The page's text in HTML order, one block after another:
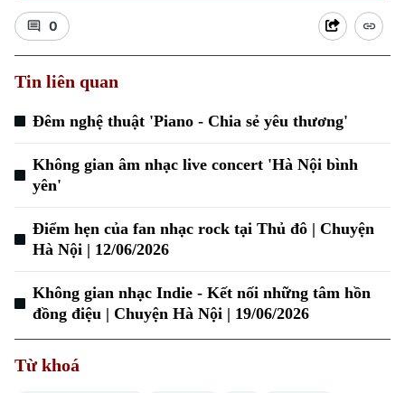
Chuyên mục
Thời sự
Hà Nội
Hà Nội
0
Tin liên quan
Đêm nghệ thuật 'Piano - Chia sẻ yêu thương'
Không gian âm nhạc live concert 'Hà Nội bình
yên'
Điểm hẹn của fan nhạc rock tại Thủ đô | Chuyện
Hà Nội | 12/06/2026
Không gian nhạc Indie - Kết nối những tâm hồn
đồng điệu | Chuyện Hà Nội | 19/06/2026
Từ khoá